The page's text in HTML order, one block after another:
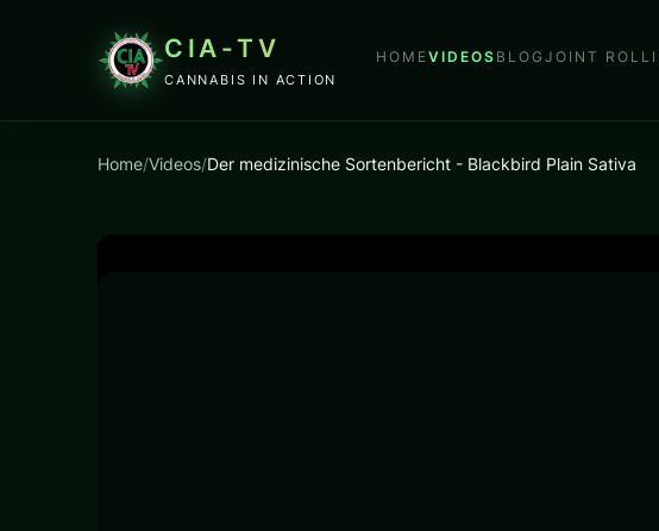
CIA-TV
CANNABIS IN ACTION
HOMEVIDEOS BLOGJOINT
Home/Videos/Der medizinische Sortenbericht - Blackbird Plain Sativa